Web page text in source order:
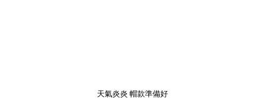
天氣炎炎 帽款準備好